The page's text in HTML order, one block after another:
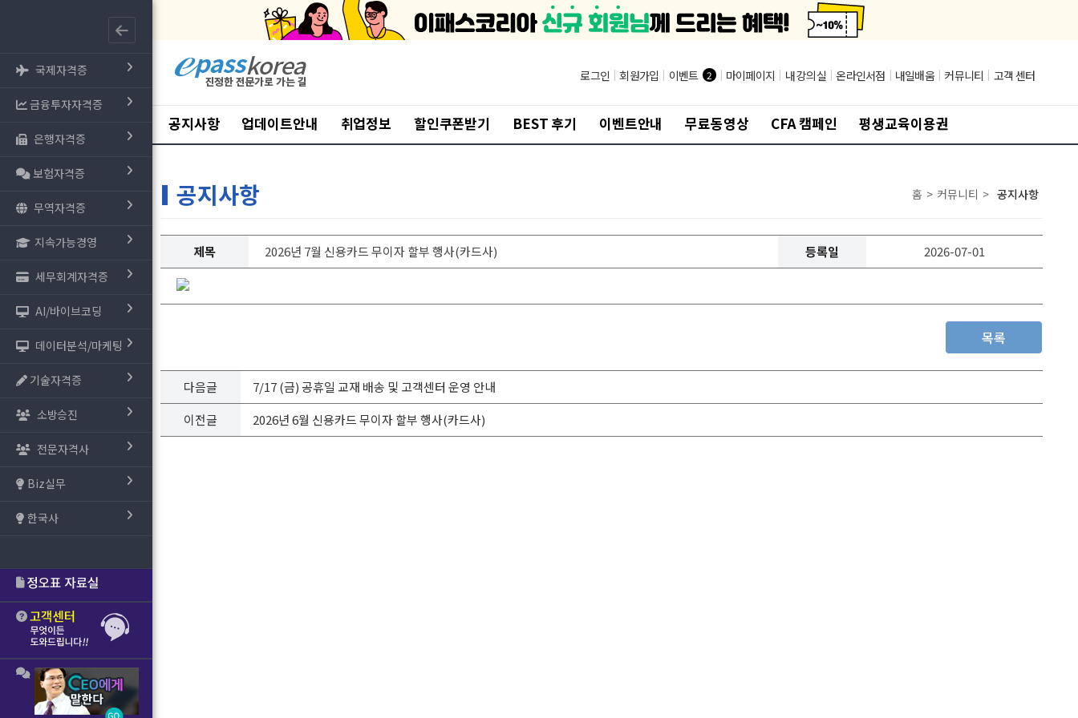
국제자격증
금융투자자격증
은행자격증
보험자격증
무역자격증
지속가능경영
세무회계자격증
AI/바이브코딩
데이터분석/마케팅
기술자격증
소방승진
전문자격사
Biz실무
한국사
로그인 | 회원가입 | 이벤트 2 | 마이페이지 | 내 강의실 | 온라인서점 | 내일배움 | 커뮤니티 | 고객 센터
공지사항 업데이트안내 취업정보 할인쿠폰받기 BEST 후기 이벤트안내 무료동영상 CFA 캠페인 평생교육이용권
공지사항 홈 > 커뮤니티 > 공지사항
제목 2026년 7월 신용카드 무이자 할부 행사(카드사) 등록일 2026-07-01
목록
다음글
7/17 (금) 공휴일 교재 배송 및 고객센터 운영 안내
이전글
2026년 6월 신용카드 무이자 할부 행사(카드사)